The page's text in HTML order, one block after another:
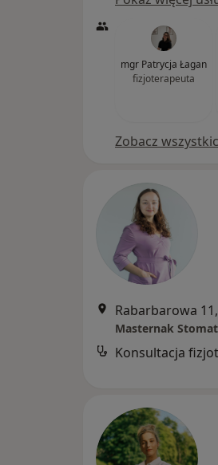
mgr Patrycja Łagan
fizjoterapeuta
Zobacz
Rabarbarowa
Masternak
Konsultacja